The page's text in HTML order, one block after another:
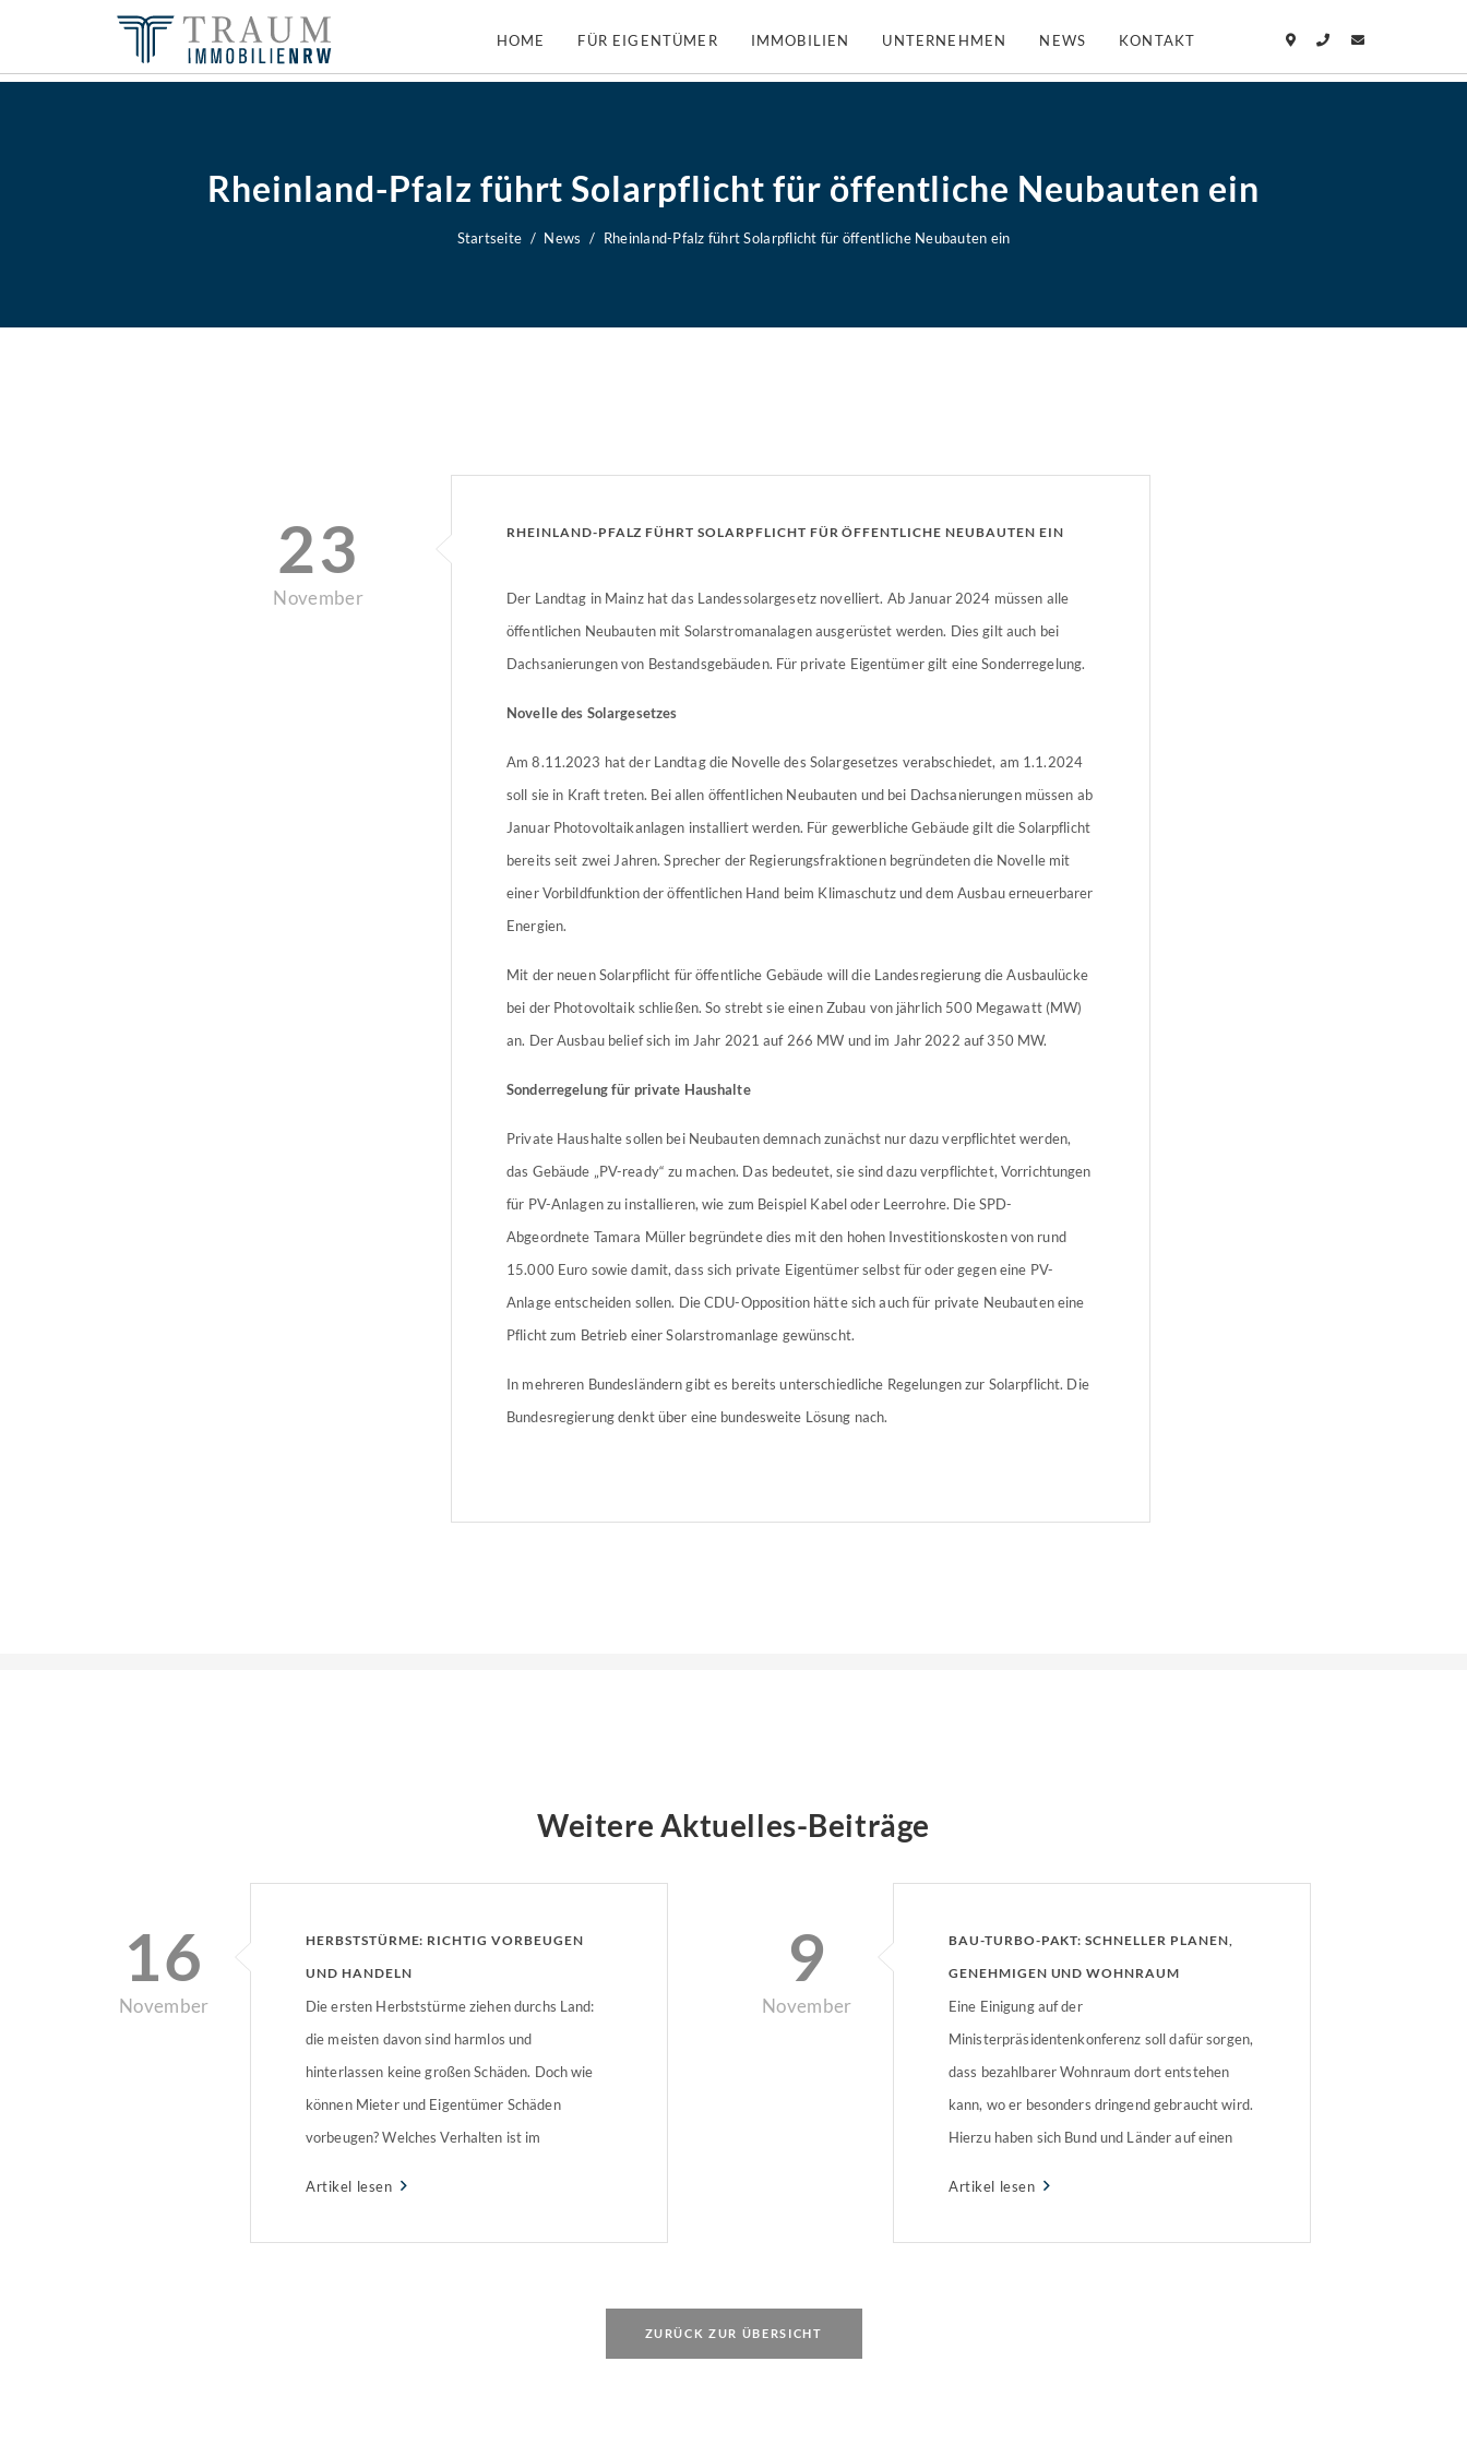
HOME FÜR EIGENTÜMER IMMOBILIEN UNTERNEHMEN NEWS KONTAKT
Rheinland-Pfalz führt Solarpflicht für öffentliche Neubauten ein
Startseite News Rheinland-Pfalz führt Solarpflicht für öffentliche Neubauten ein
23
November
RHEINLAND-PFALZ FÜHRT SOLARPFLICHT FÜR ÖFFENTLICHE NEUBAUTEN EIN
Der Landtag in Mainz hat das Landessolargesetz novelliert. Ab Januar 2024 müssen alle
öffentlichen Neubauten mit Solarstromanalagen ausgerüstet werden. Dies gilt auch bei
Dachsanierungen von Bestandsgebäuden. Für private Eigentümer gilt eine Sonderregelung.
Novelle des Solargesetzes
Am 8.11.2023 hat der Landtag die Novelle des Solargesetzes verabschiedet, am 1.1.2024
soll sie in Kraft treten. Bei allen öffentlichen Neubauten und bei Dachsanierungen müssen ab
Januar Photovoltaikanlagen installiert werden. Für gewerbliche Gebäude gilt die Solarpflicht
bereits seit zwei Jahren. Sprecher der Regierungsfraktionen begründeten die Novelle mit
einer Vorbildfunktion der öffentlichen Hand beim Klimaschutz und dem Ausbau erneuerbarer
Energien.
Mit der neuen Solarpflicht für öffentliche Gebäude will die Landesregierung die Ausbaulücke
bei der Photovoltaik schließen. So strebt sie einen Zubau von jährlich 500 Megawatt (MW)
an. Der Ausbau belief sich im Jahr 2021 auf 266 MW und im Jahr 2022 auf 350 MW.
Sonderregelung für private Haushalte
Private Haushalte sollen bei Neubauten demnach zunächst nur dazu verpflichtet werden,
das Gebäude „PV-ready“ zu machen. Das bedeutet, sie sind dazu verpflichtet, Vorrichtungen
für PV-Anlagen zu installieren, wie zum Beispiel Kabel oder Leerrohre. Die SPD-
Abgeordnete Tamara Müller begründete dies mit den hohen Investitionskosten von rund
15.000 Euro sowie damit, dass sich private Eigentümer selbst für oder gegen eine PV-
Anlage entscheiden sollen. Die CDU-Opposition hätte sich auch für private Neubauten eine
Pflicht zum Betrieb einer Solarstromanlage gewünscht.
In mehreren Bundesländern gibt es bereits unterschiedliche Regelungen zur Solarpflicht. Die
Bundesregierung denkt über eine bundesweite Lösung nach.
Weitere Aktuelles-Beiträge
16
November
HERBSTSTÜRME: RICHTIG VORBEUGEN
UND HANDELN
Die ersten Herbststürme ziehen durchs Land:
die meisten davon sind harmlos und
hinterlassen keine großen Schäden. Doch wie
können Mieter und Eigentümer Schäden
vorbeugen? Welches Verhalten ist im
Artikel lesen
9
November
BAU-TURBO-PAKT: SCHNELLER PLANEN,
GENEHMIGEN UND WOHNRAUM
SCHAFFEN
Eine Einigung auf der
Ministerpräsidentenkonferenz soll dafür sorgen,
dass bezahlbarer Wohnraum dort entstehen
kann, wo er besonders dringend gebraucht wird.
Hierzu haben sich Bund und Länder auf einen
Artikel lesen
ZURÜCK ZUR ÜBERSICHT